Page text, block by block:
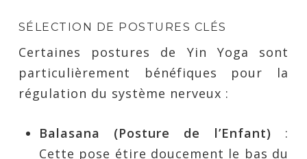
SÉLECTION DE POSTURES CLÉS
Certaines postures de Yin Yoga sont
particulièrement bénéfiques pour la
régulation du système nerveux :
Balasana (Posture de l’Enfant) :
Cette pose étire doucement le bas du